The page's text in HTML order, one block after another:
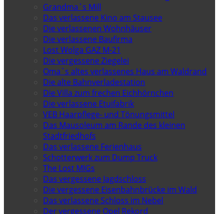
Grandma`s Mill
Das verlassene Kino am Stausee
Die verlassenen Wohnhäuser
Die verlassene Baufirma
Lost Wolga GAZ M-21
Die vergessene Ziegelei
Oma`s altes verlassenes Haus am Waldrand
Die alte Bahnverladestation
Die Villa zum frechen Eichhörnchen
Die verlassene Etuifabrik
VEB Haarpflege- und Tönungsmittel
Das Mausoleum am Rande des kleinen
Stadtfriedhofs
Das verlassene Ferienhaus
Schotterwerk zum Dump Truck
The Lost MIGs
Das vergessene Jagdschloss
Die vergessene Eisenbahnbrücke im Wald
Das verlassene Schloss im Nebel
Der vergessene Opel Rekord